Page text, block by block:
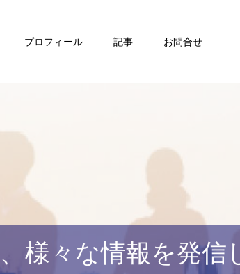
プロフィール 記事 お問合せ
様々な情報を発信